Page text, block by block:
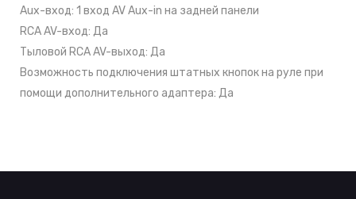
Aux-вход: 1 вход AV Aux-in на задней панели
RCA AV-вход: Да
Тыловой RCA AV-выход: Да
Возможность подключения штатных кнопок на руле при
помощи дополнительного адаптера: Да